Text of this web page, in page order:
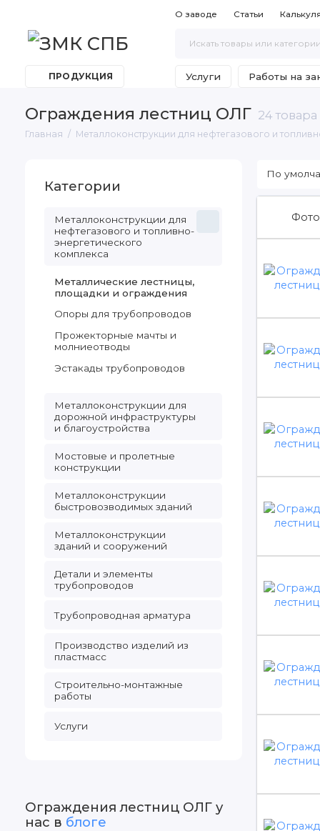
О заводе Статьи
ПРОДУКЦИЯ Услуги Работы на
Ограждения лестниц ОЛГ 24 товара
Главная Металлоконструкции для нефтегазового и
Категории
Металлоконструкции для
нефтегазового и топливно-
энергетического
комплекса
Металлические лестницы,
площадки и ограждения
Опоры для трубопроводов
Прожекторные мачты и
молниеотводы
Эстакады трубопроводов
Металлоконструкции для
дорожной инфраструктуры
и благоустройства
Мостовые и пролетные
конструкции
Металлоконструкции
быстровозводимых зданий
Металлоконструкции
зданий и сооружений
Детали и элементы
трубопроводов
Трубопроводная арматура
Производство изделий из
пластмасс
Строительно-монтажные
работы
Услуги
Ограждения лестниц ОЛГ у
нас в блоге
Фото